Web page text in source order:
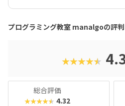
り、保護者からの信頼も厚い内容
ぶだけでなく、“かたちに残る成
とつです。
プログラミング教室 manalgoの評
★★★★★
総合評価
★★★★★ 4.32